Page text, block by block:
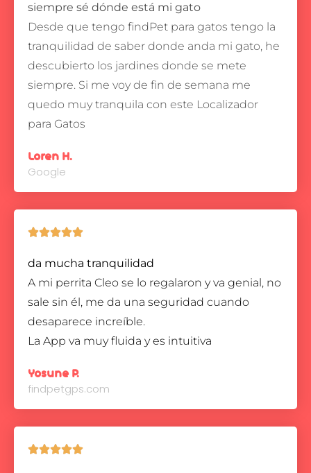
siempre sé dónde está mi gato
Desde que tengo findPet para gatos tengo la
tranquilidad de saber donde anda mi gato, he
descubierto los jardines donde se mete
siempre. Si me voy de fin de semana me
quedo muy tranquila con este Localizador
para Gatos
Loren H.
Google

da mucha tranquilidad
A mi perrita Cleo se lo regalaron y va genial, no
sale sin él, me da una seguridad cuando
desaparece increíble.
La App va muy fluida y es intuitiva
Yosune P.
findpetgps.com
